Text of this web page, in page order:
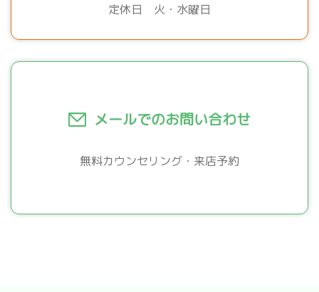
定休日 火・水曜日
メールでのお問い合わせ
無料カウンセリング・来店予約